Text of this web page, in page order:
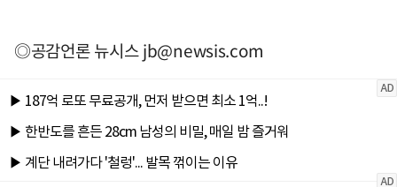
◎공감언론 뉴시스jb@newsis.com